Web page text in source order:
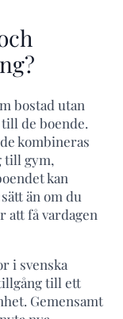
bostad utan
de boende.
kombineras
till gym,
kan
än om du
att få vardagen
i svenska
till ett
Gemensamt